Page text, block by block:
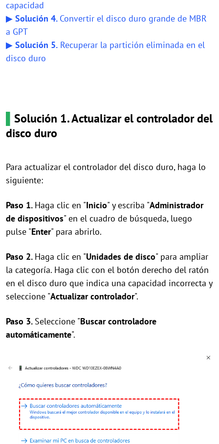
capacidad
▶ Solución 4. Convertir el disco duro grande de MBR
a GPT
▶ Solución 5. Recuperar la partición eliminada en el
disco duro
Solución 1. Actualizar el controlador del
disco duro
Para actualizar el controlador del disco duro, haga lo
siguiente:
Paso 1. Haga clic en "Inicio" y escriba "Administrador
de dispositivos" en el cuadro de búsqueda, luego
pulse "Enter" para abrirlo.
Paso 2. Haga clic en "Unidades de disco" para ampliar
la categoría. Haga clic con el botón derecho del ratón
en el disco duro que indica una capacidad incorrecta y
seleccione "Actualizar controlador".
Paso 3. Seleccione "Buscar controladore
automáticamente".